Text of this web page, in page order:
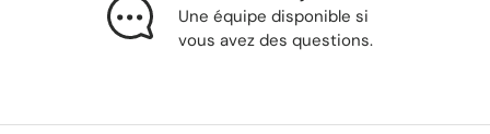
Une équipe disponible si
vous avez des questions.